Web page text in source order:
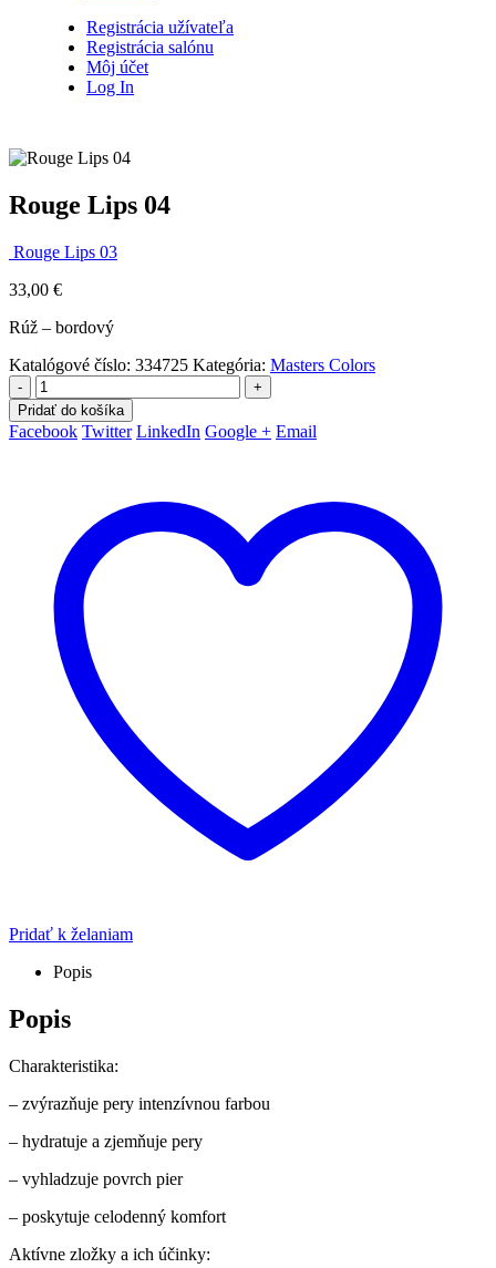
Registrácia užívateľa
Registrácia salónu
Môj účet
Log In
Rouge Lips 04
Rouge Lips 03
33,00 €
Rúž – bordový
Katalógové číslo: 334725 Kategória: Masters Colors
-
+
Pridať do košíka
Facebook Twitter LinkedIn Google + Email
Pridať k želaniam
Popis
Popis
Charakteristika:
– zvýrazňuje pery intenzívnou farbou
– hydratuje a zjemňuje pery
– vyhladzuje povrch pier
– poskytuje celodenný komfort
Aktívne zložky a ich účinky: